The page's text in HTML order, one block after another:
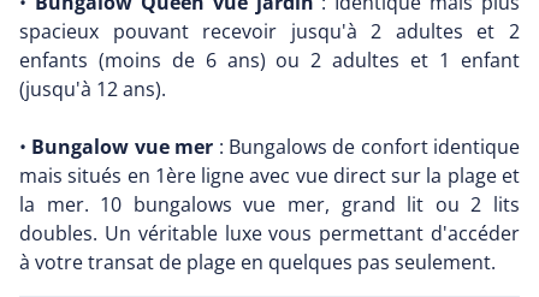
spacieux pouvant recevoir jusqu'à 2 adultes et 2
enfants (moins de 6 ans) ou 2 adultes et 1 enfant
(jusqu'à 12 ans).
• Bungalow vue mer : Bungalows de confort identique
mais situés en 1ère ligne avec vue direct sur la plage et
la mer. 10 bungalows vue mer, grand lit ou 2 lits
doubles. Un véritable luxe vous permettant d'accéder
à votre transat de plage en quelques pas seulement.